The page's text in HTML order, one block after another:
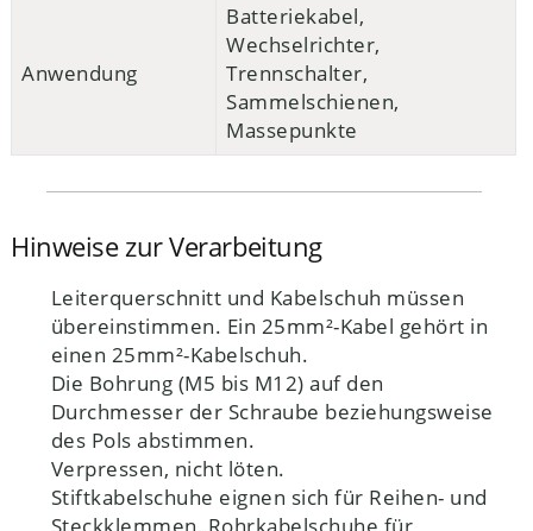
Anwendung
Batteriekabel,
Wechselrichter,
Trennschalter,
Sammelschienen,
Massepunkte
Hinweise zur Verarbeitung
Leiterquerschnitt und Kabelschuh müssen
übereinstimmen. Ein 25mm²-Kabel gehört in
einen 25mm²-Kabelschuh.
Die Bohrung (M5 bis M12) auf den
Durchmesser der Schraube beziehungsweise
des Pols abstimmen.
Verpressen, nicht löten.
Stiftkabelschuhe eignen sich für Reihen- und
Steckklemmen, Rohrkabelschuhe für